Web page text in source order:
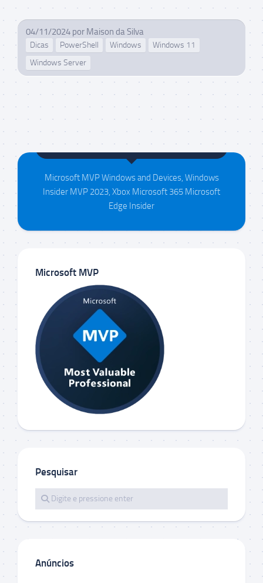
04/11/2024 por Maison da Silva
Dicas PowerShell Windows
Windows 11
Windows Server
Maison da Silva
Microsoft MVP Windows and Devices, Windows
Insider MVP 2023, Xbox Microsoft 365 Microsoft
Edge Insider
Microsoft MVP
Pesquisar
Anúncios